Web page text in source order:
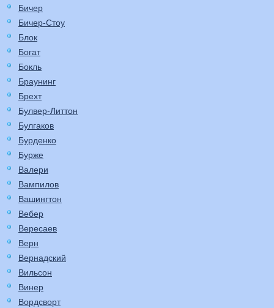
Бичер
Бичер-Стоу
Блок
Богат
Бокль
Браунинг
Брехт
Булвер-Литтон
Булгаков
Бурденко
Бурже
Валери
Вампилов
Вашингтон
Вебер
Вересаев
Верн
Вернадский
Вильсон
Винер
Вордсворт